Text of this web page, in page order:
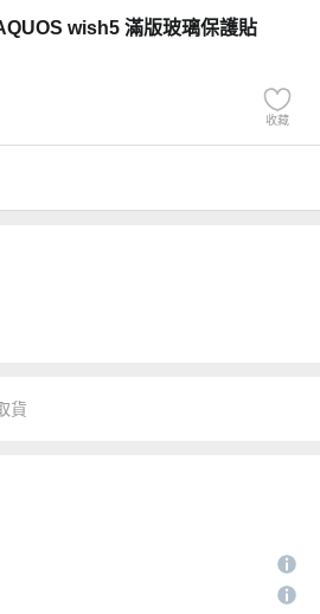
wish5 滿版玻璃保護貼
收藏
貨